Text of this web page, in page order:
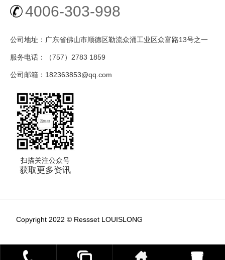
4006-303-998
公司地址：广东省佛山市顺德区勒流众涌工业区众富路13号之一
服务电话：（757）2783 1859
公司邮箱：182363853@qq.com
扫描关注公众号
获取更多资讯
Copyright 2022 © Ressset LOUISLONG